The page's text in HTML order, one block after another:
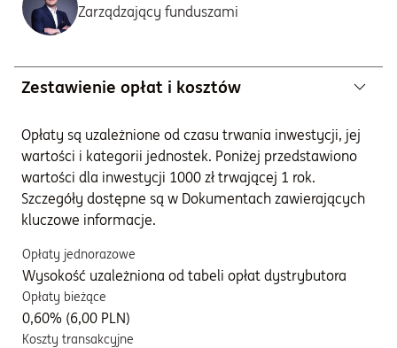
Zarządzający funduszami
Zestawienie opłat i kosztów
Opłaty są uzależnione od czasu trwania inwestycji, jej
wartości i kategorii jednostek. Poniżej przedstawiono
wartości dla inwestycji 1000 zł trwającej 1 rok.
Szczegóły dostępne są w Dokumentach zawierających
kluczowe informacje.
Opłaty jednorazowe
Wysokość uzależniona od tabeli opłat dystrybutora
Opłaty bieżące
0,60% (6,00 PLN)
Koszty transakcyjne